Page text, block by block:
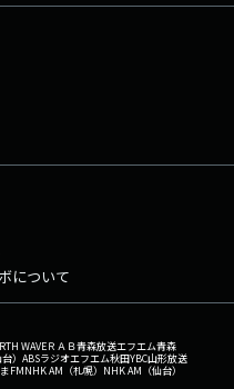
について
WAVEＲＡＢ青森放送エフエム青森
） ABSラジオエフエム秋田YBC山形放送
FMNHK AM（札幌） NHK AM（仙台）